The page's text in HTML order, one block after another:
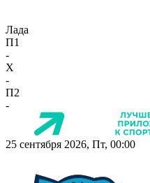
Лада
П1
-
X
-
П2
-
25 сентября 2026, Пт, 00:00